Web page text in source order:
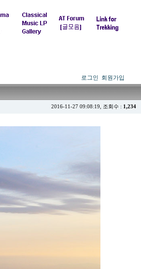
로그인 회원가입
2016-11-27 09:08:19, 조회수 : 1,234